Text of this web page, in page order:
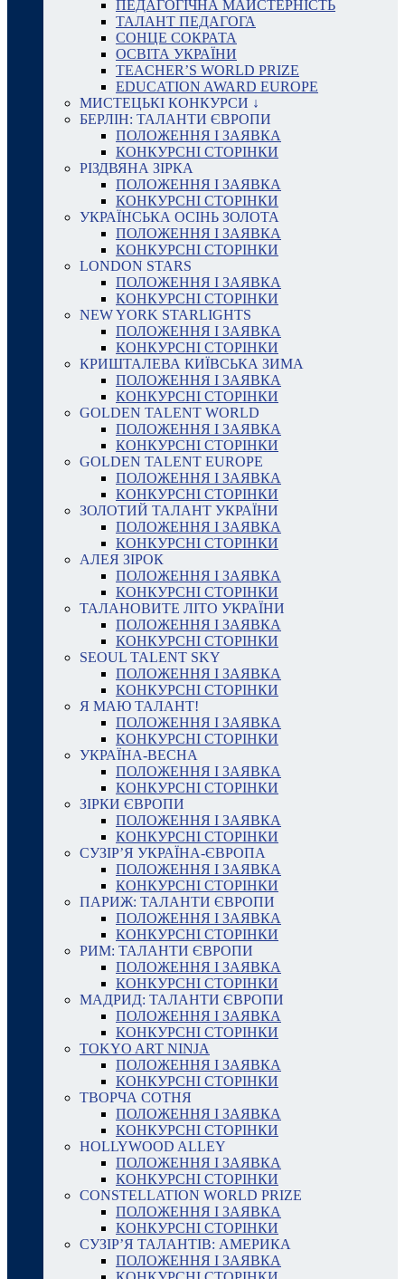
ПЕДАГОГІЧНА МАЙСТЕРНІСТЬ
ТАЛАНТ ПЕДАГОГА
СОНЦЕ СОКРАТА
ОСВІТА УКРАЇНИ
TEACHER’S WORLD PRIZE
EDUCATION AWARD EUROPE
МИСТЕЦЬКІ КОНКУРСИ ↓
БЕРЛІН: ТАЛАНТИ ЄВРОПИ
ПОЛОЖЕННЯ І ЗАЯВКА
КОНКУРСНІ СТОРІНКИ
РІЗДВЯНА ЗІРКА
ПОЛОЖЕННЯ І ЗАЯВКА
КОНКУРСНІ СТОРІНКИ
УКРАЇНСЬКА ОСІНЬ ЗОЛОТА
ПОЛОЖЕННЯ І ЗАЯВКА
КОНКУРСНІ СТОРІНКИ
LONDON STARS
ПОЛОЖЕННЯ І ЗАЯВКА
КОНКУРСНІ СТОРІНКИ
NEW YORK STARLIGHTS
ПОЛОЖЕННЯ І ЗАЯВКА
КОНКУРСНІ СТОРІНКИ
КРИШТАЛЕВА КИЇВСЬКА ЗИМА
ПОЛОЖЕННЯ І ЗАЯВКА
КОНКУРСНІ СТОРІНКИ
GOLDEN TALENT WORLD
ПОЛОЖЕННЯ І ЗАЯВКА
КОНКУРСНІ СТОРІНКИ
GOLDEN TALENT EUROPE
ПОЛОЖЕННЯ І ЗАЯВКА
КОНКУРСНІ СТОРІНКИ
ЗОЛОТИЙ ТАЛАНТ УКРАЇНИ
ПОЛОЖЕННЯ І ЗАЯВКА
КОНКУРСНІ СТОРІНКИ
АЛЕЯ ЗІРОК
ПОЛОЖЕННЯ І ЗАЯВКА
КОНКУРСНІ СТОРІНКИ
ТАЛАНОВИТЕ ЛІТО УКРАЇНИ
ПОЛОЖЕННЯ І ЗАЯВКА
КОНКУРСНІ СТОРІНКИ
SEOUL TALENT SKY
ПОЛОЖЕННЯ І ЗАЯВКА
КОНКУРСНІ СТОРІНКИ
Я МАЮ ТАЛАНТ!
ПОЛОЖЕННЯ І ЗАЯВКА
КОНКУРСНІ СТОРІНКИ
УКРАЇНА-ВЕСНА
ПОЛОЖЕННЯ І ЗАЯВКА
КОНКУРСНІ СТОРІНКИ
ЗІРКИ ЄВРОПИ
ПОЛОЖЕННЯ І ЗАЯВКА
КОНКУРСНІ СТОРІНКИ
СУЗІР’Я УКРАЇНА-ЄВРОПА
ПОЛОЖЕННЯ І ЗАЯВКА
КОНКУРСНІ СТОРІНКИ
ПАРИЖ: ТАЛАНТИ ЄВРОПИ
ПОЛОЖЕННЯ І ЗАЯВКА
КОНКУРСНІ СТОРІНКИ
РИМ: ТАЛАНТИ ЄВРОПИ
ПОЛОЖЕННЯ І ЗАЯВКА
КОНКУРСНІ СТОРІНКИ
МАДРИД: ТАЛАНТИ ЄВРОПИ
ПОЛОЖЕННЯ І ЗАЯВКА
КОНКУРСНІ СТОРІНКИ
TOKYO ART NINJA
ПОЛОЖЕННЯ І ЗАЯВКА
КОНКУРСНІ СТОРІНКИ
ТВОРЧА СОТНЯ
ПОЛОЖЕННЯ І ЗАЯВКА
КОНКУРСНІ СТОРІНКИ
HOLLYWOOD ALLEY
ПОЛОЖЕННЯ І ЗАЯВКА
КОНКУРСНІ СТОРІНКИ
CONSTELLATION WORLD PRIZE
ПОЛОЖЕННЯ І ЗАЯВКА
КОНКУРСНІ СТОРІНКИ
СУЗІР’Я ТАЛАНТІВ: АМЕРИКА
ПОЛОЖЕННЯ І ЗАЯВКА